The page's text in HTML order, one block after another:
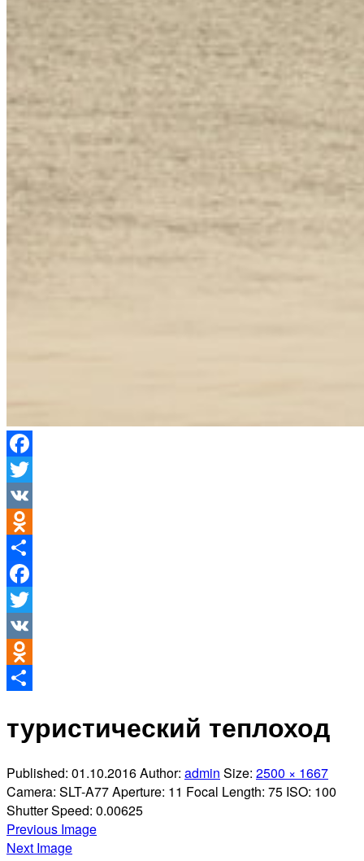
Facebook
Twitter
VK
Odnoklassniki
Отправить
Facebook
Twitter
VK
Odnoklassniki
туристический теплоход
Published: 01.10.2016Author: admin Size: 2500 × 1667
Camera: SLT-A77Aperture: 11 Focal Length: 75 ISO: 100
Shutter Speed: 0.00625
Previous Image
Next Image